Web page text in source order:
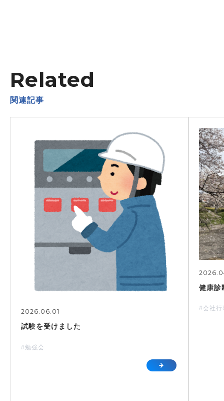
Related
関連記事
2026.06.01
試験を受けました
#勉強会
健康診
#会社行